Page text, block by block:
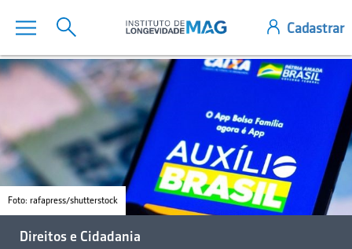
Foto: rafapress/shutterstock
Direitos e Cidadania